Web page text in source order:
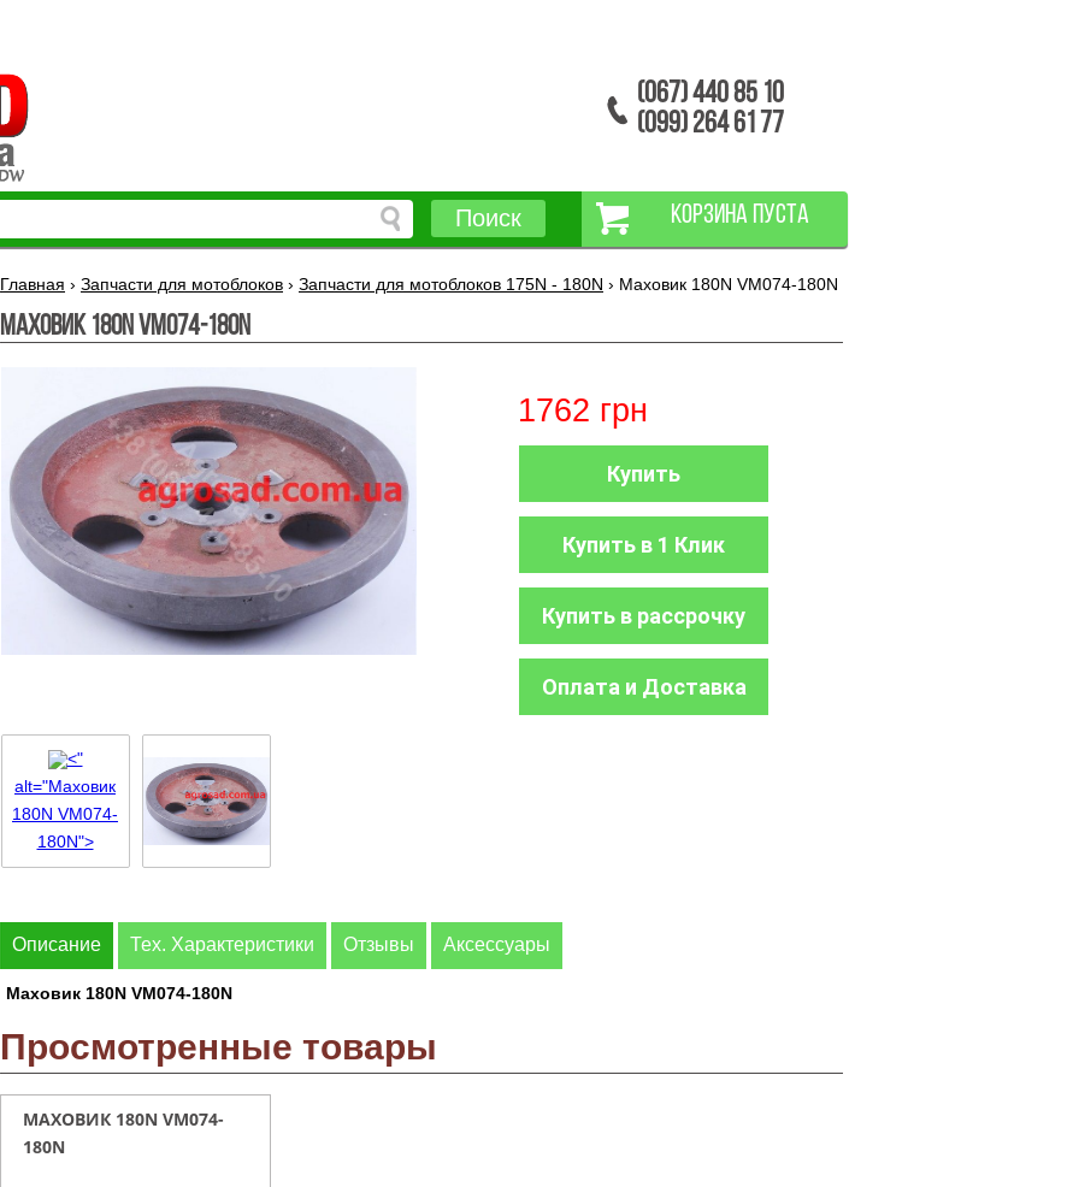
(067) 440 85 10
(099) 264 61 77
Поиск КОРЗИНА ПУСТА
Главная › Запчасти для мотоблоков › Запчасти для мотоблоков 175N - 180N › Маховик 180N VM074-180N
Маховик 180N VM074-180N
<"
alt="Маховик
180N VM074-
180N">
1762 грн
Купить
Купить в 1 Клик
Купить в рассрочку
Оплата и Доставка
Описание Тех. Характеристики Отзывы Аксессуары
Маховик 180N VM074-180N
Просмотренные товары
МАХОВИК 180N VM074-
180N